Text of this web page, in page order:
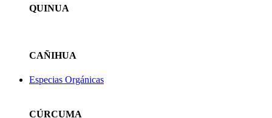
QUINUA
CAÑIHUA
Especias Orgánicas
CÚRCUMA